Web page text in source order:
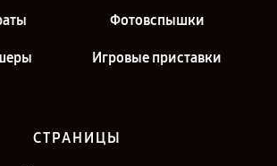
Фотовспышки
Игровые приставки
СТРАНИЦЫ